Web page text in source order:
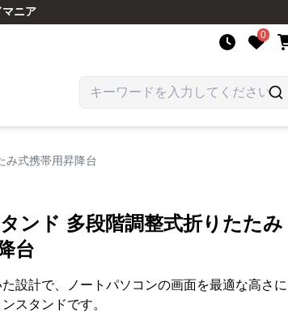
ニア
0
み式携帯用昇降台
ンド 多段階調整式折りたたみ
台
設計で、ノートパソコンの画面を最適な高さに
スタンドです。